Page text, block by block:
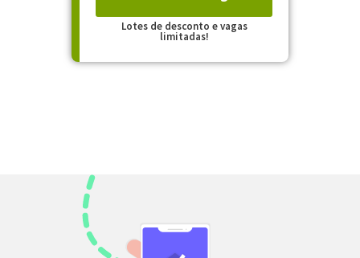
Lotes de desconto e vagas
limitadas!